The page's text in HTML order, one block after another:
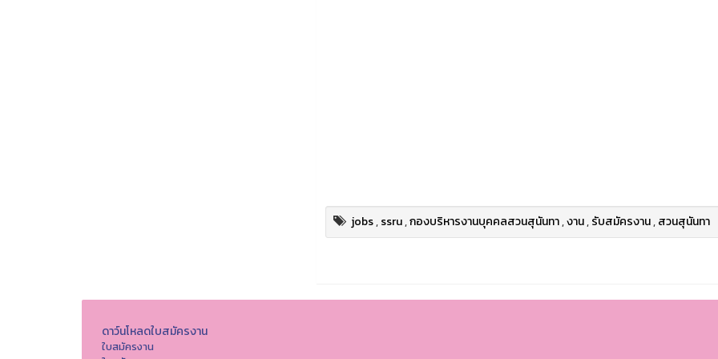
jobs,ssru,กองบริหารงานบุคคลสวนสุนันทา,งาน,รับสมัครงาน,สวนสุนันทา
ดาว์นโหลดใบสมัครงาน
ใบสมัครงาน